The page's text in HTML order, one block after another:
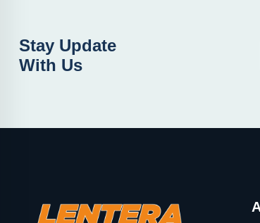
Stay Update
With Us